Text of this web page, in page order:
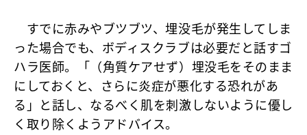
すでに赤みやブツブツ、埋没毛が発生してしま
った場合でも、ボディスクラブは必要だと話すゴ
ハラ医師。「（角質ケアせず）埋没毛をそのまま
にしておくと、さらに炎症が悪化する恐れがあ
る」と話し、なるべく肌を刺激しないように優し
く取り除くようアドバイス。